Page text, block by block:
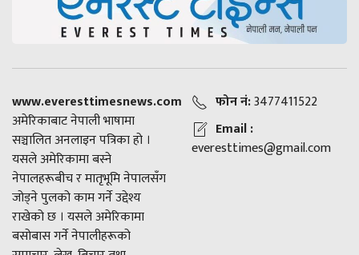
www.everesttimesnews.com
अमेरिकाबाट नेपाली भाषामा
सञ्चालित अनलाइन पत्रिका हो ।
यसले अमेरिकामा बस्ने
नेपालहरूबीच र मातृभूमि नेपालसँग
जोड्ने पुलको काम गर्ने उद्देश्य
राखेको छ । यसले अमेरिकामा
बसोबास गर्ने नेपालीहरूको
फोन नं:3477411522
Email :
everesttimes@gmail.com